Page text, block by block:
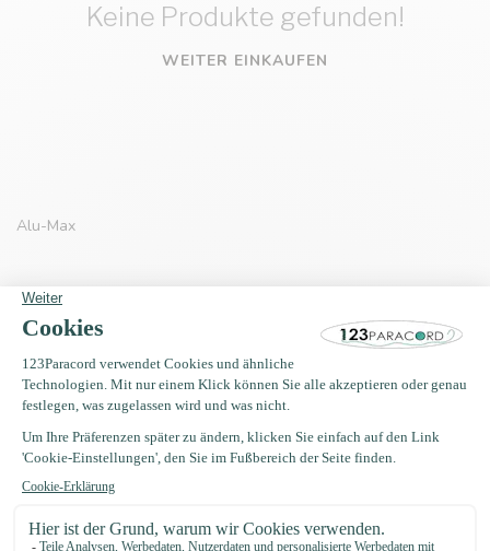
Keine Produkte gefunden!
WEITER EINKAUFEN
Alu-Max
Erhalten Sie Nachrichten?
Erhalten Sie sofort 5 % Rabatt!